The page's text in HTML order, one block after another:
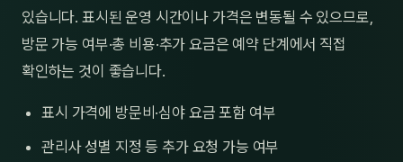
있습니다. 표시된 운영 시간이나 가격은 변동될 수 있으므로,
방문 가능 여부·총 비용·추가 요금은 예약 단계에서 직접
확인하는 것이 좋습니다.
표시 가격에 방문비·심야 요금 포함 여부
관리사 성별 지정 등 추가 요청 가능 여부